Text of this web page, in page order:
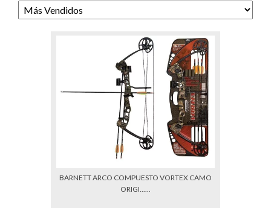
BARNETT ARCO COMPUESTO VORTEX CAMO
ORIGI......